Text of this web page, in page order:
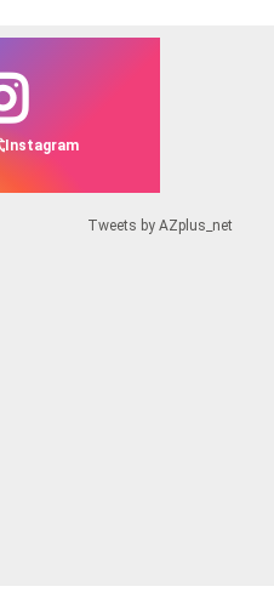
Instagram
Tweets by AZplus_net